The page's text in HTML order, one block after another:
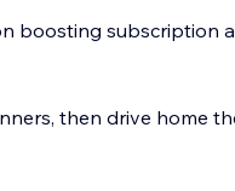
boosting subscription
then drive home